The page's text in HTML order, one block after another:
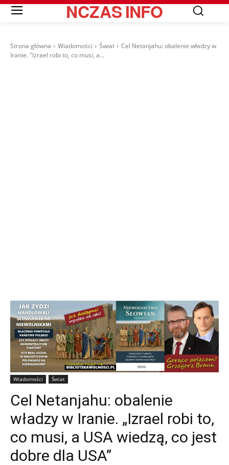
NCZASINFO
Strona główna Wiadomości Świat
Cel Netanjahu: obalenie władzy w
Iranie. "Izrael robi to, co musi, a...
Wiadomości Świat
Cel Netanjahu: obalenie
władzy w Iranie. „Izrael robi to,
co musi, a USA wiedzą, co jest
dobre dla USA”